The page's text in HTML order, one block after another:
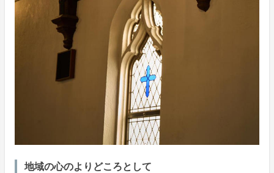
地域の心のよりどころとして